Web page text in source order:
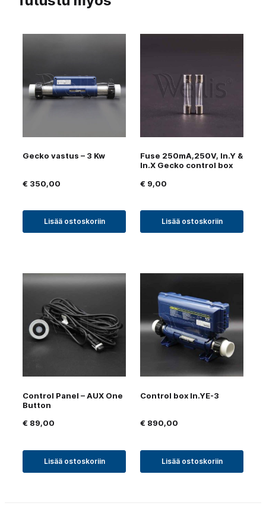
Gecko vastus – 3 Kw
€ 350,00
Lisää ostoskoriin
Fuse 250mA,250V, In.Y &
In.X Gecko control box
€ 9,00
Lisää ostoskoriin
Control Panel – AUX One
Button
€ 89,00
Lisää ostoskoriin
Control box In.YE-3
€ 890,00
Lisää ostoskoriin